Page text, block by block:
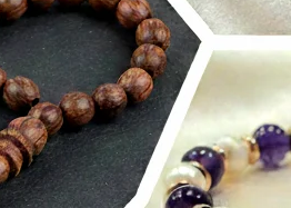
Burçlar
güçlü bir uyum
tutkunları için
enerjisel denge
atmak
alanı arındıran